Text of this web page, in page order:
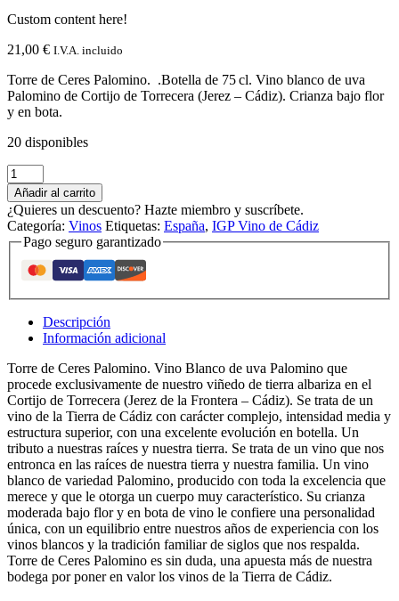
Custom content here!
21,00 € I.V.A. incluido
Torre de Ceres Palomino. .Botella de 75 cl. Vino blanco de uva
Palomino de Cortijo de Torrecera (Jerez – Cádiz). Crianza bajo flor
y en bota.
20 disponibles
Torre
de
Ceres
Palomino
cantidad
Añadir al carrito
¿Quieres un descuento? Hazte miembro y suscríbete.
Categoría: Vinos Etiquetas: España, IGP Vino de Cádiz
Pago seguro garantizado
Descripción
Información adicional
Torre de Ceres Palomino. Vino Blanco de uva Palomino que
procede exclusivamente de nuestro viñedo de tierra albariza en el
Cortijo de Torrecera (Jerez de la Frontera – Cádiz). Se trata de un
vino de la Tierra de Cádiz con carácter complejo, intensidad media y
estructura superior, con una excelente evolución en botella. Un
tributo a nuestras raíces y nuestra tierra. Se trata de un vino que nos
entronca en las raíces de nuestra tierra y nuestra familia. Un vino
blanco de variedad Palomino, producido con toda la excelencia que
merece y que le otorga un cuerpo muy característico. Su crianza
moderada bajo flor y en bota de vino le confiere una personalidad
única, con un equilibrio entre nuestros años de experiencia con los
vinos blancos y la tradición familiar de siglos que nos respalda.
Torre de Ceres Palomino es sin duda, una apuesta más de nuestra
bodega por poner en valor los vinos de la Tierra de Cádiz.